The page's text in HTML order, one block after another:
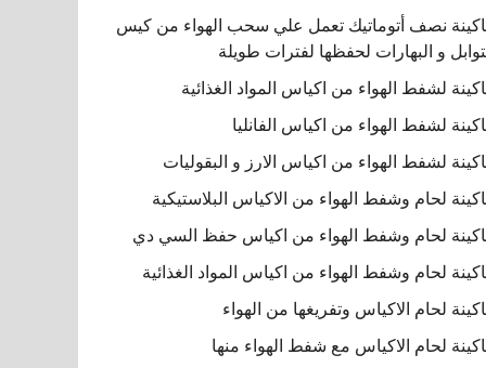
نصف أتوماتيك تعمل علي سحب الهواء من كيس
و البهارات لحفظها لفترات طويلة
لشفط الهواء من اكياس المواد الغذائية
لشفط الهواء من اكياس الفانليا
لشفط الهواء من اكياس الارز و البقوليات
لحام وشفط الهواء من الاكياس البلاستيكية
لحام وشفط الهواء من اكياس حفظ السي دي
لحام وشفط الهواء من اكياس المواد الغذائية
لحام الاكياس وتفريغها من الهواء
لحام الاكياس مع شفط الهواء منها